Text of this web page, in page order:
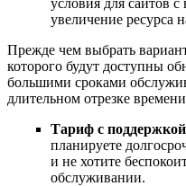
увеличение ресурса
Прежде чем выбрать
которого будут доступны
большими сроками
длительном отрезке
Тариф с
планируете
и не хотите
обслуживании.